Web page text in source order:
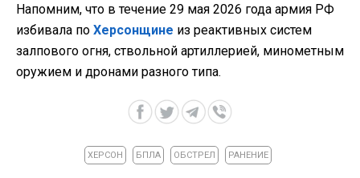
Напомним, что в течение 29 мая 2026 года армия РФ
избивала по Херсонщине из реактивных систем
залпового огня, ствольной артиллерией, минометным
оружием и дронами разного типа.
ХЕРСОН БПЛА ОБСТРЕЛ РАНЕНИЕ